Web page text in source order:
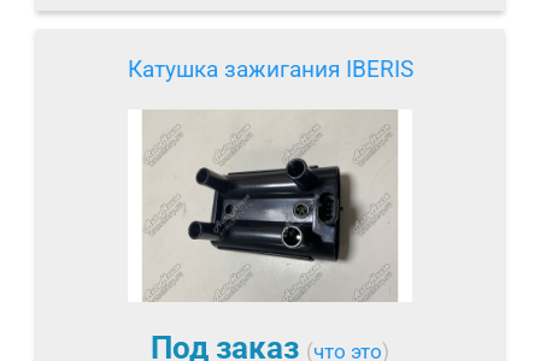
Катушка зажигания IBERIS
Под заказ (что это)